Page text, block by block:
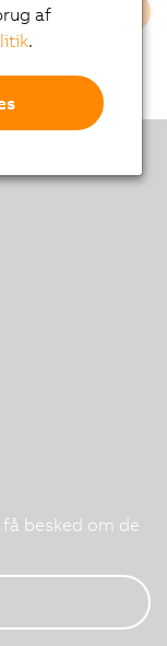
besked om de
af
.